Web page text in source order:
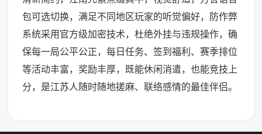
包可选切换，满足不同地区玩家的听觉偏好，防作弊
系统采用官方级加密技术，杜绝外挂与违规操作，确
保每一局公平公正，每日任务、签到福利、赛季排位
等活动丰富，奖励丰厚，既能休闲消遣，也能竞技上
分，是江苏人随时随地搓麻、联络感情的最佳伴侣。